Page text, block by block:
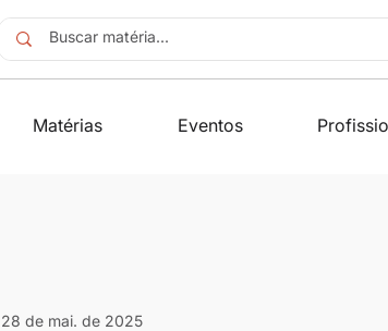
Matérias Eventos
28 de mai. de 2025